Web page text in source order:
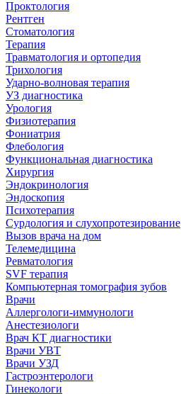
Проктология
Рентген
Стоматология
Терапия
Травматология и ортопедия
Трихология
Ударно-волновая терапия
УЗ диагностика
Урология
Физиотерапия
Фониатрия
Флебология
Функциональная диагностика
Хирургия
Эндокринология
Эндоскопия
Психотерапия
Сурдология и слухопротезирование
Вызов врача на дом
Телемедицина
Ревматология
SVF терапия
Компьютерная томография зубов
Врачи
Аллергологи-иммунологи
Анестезиологи
Врач КТ диагностики
Врачи УВТ
Врачи УЗД
Гастроэнтерологи
Гинекологи